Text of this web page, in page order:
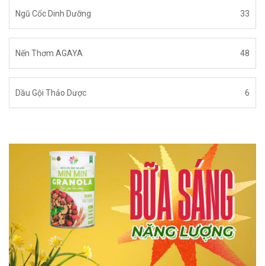
Ngũ Cốc Dinh Dưỡng 33
Nến Thơm AGAYA 48
Dầu Gội Thảo Dược 6